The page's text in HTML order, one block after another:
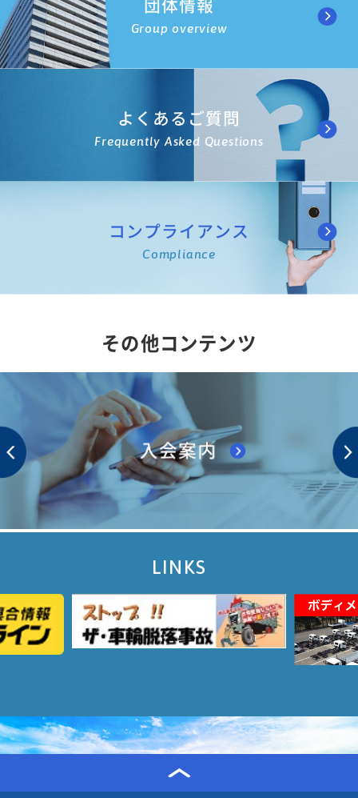
団体情報
Group overview
よくあるご質問
Frequently Asked Questions
コンプライアンス
Compliance
その他コンテンツ
LINKS